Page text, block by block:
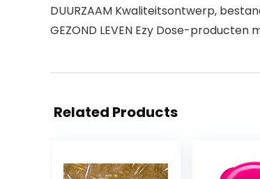
DUURZAAM Kwaliteitsontwerp,
GEZOND LEVEN Ezy Dose-
Related Products